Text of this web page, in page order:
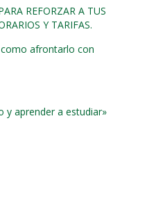
REFORZAR A TUS
Y TARIFAS.
afrontarlo con
y aprender a estudiar»